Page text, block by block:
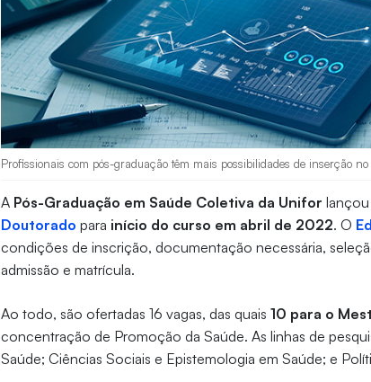
Profissionais com pós-graduação têm mais possibilidades de inserção
A Pós-Graduação em Saúde Coletiva da Unifor lançou
Doutoradopara início do curso em abril de 2022. O
condições de inscrição, documentação necessária,
admissão e matrícula.
Ao todo, são ofertadas 16 vagas, das quais10 para o
concentração de Promoção da Saúde. As linhas de
Saúde; Ciências Sociais e Epistemologia em Saúde; e